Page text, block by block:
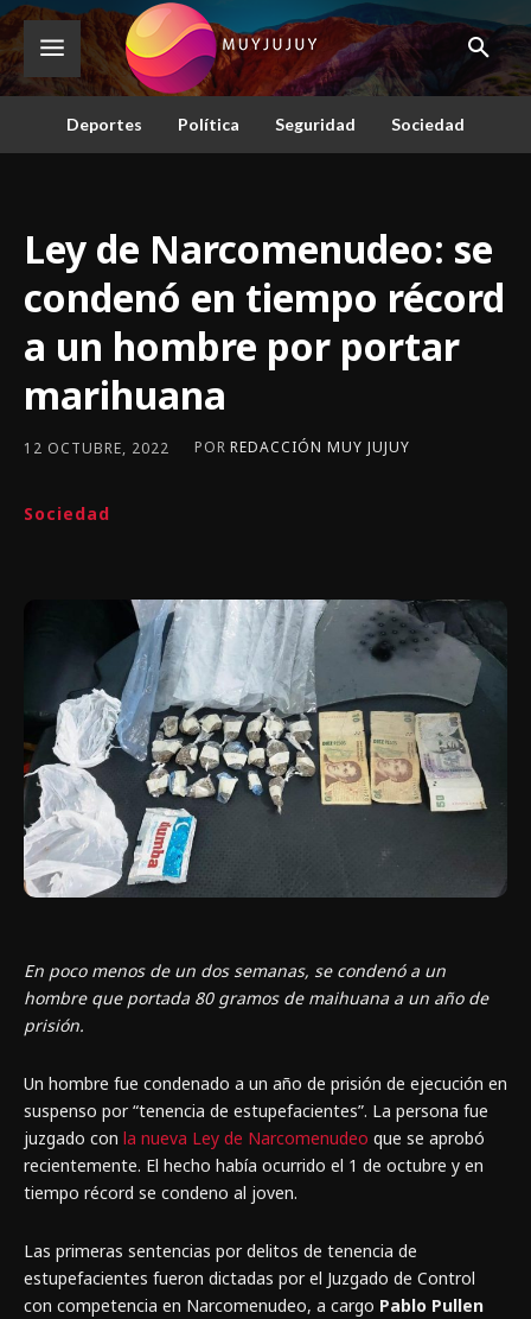
Deportes Política Seguridad Sociedad
Ley de Narcomenudeo: se
condenó en tiempo récord
a un hombre por portar
marihuana
12 OCTUBRE, 2022 POR REDACCIÓN MUY JUJUY
Sociedad
En poco menos de un dos semanas, se condenó a un
hombre que portada 80 gramos de maihuana a un año de
prisión.
Un hombre fue condenado a un año de prisión de ejecución en
suspenso por “tenencia de estupefacientes”. La persona fue
juzgado con la nueva Ley de Narcomenudeo que se aprobó
recientemente. El hecho había ocurrido el 1 de octubre y en
tiempo récord se condeno al joven.
Las primeras sentencias por delitos de tenencia de
estupefacientes fueron dictadas por el Juzgado de Control
con competencia en Narcomenudeo, a cargo Pablo Pullen